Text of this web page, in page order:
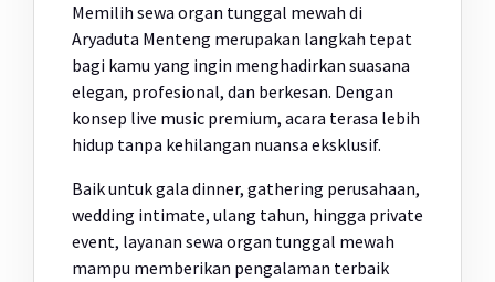
Memilih sewa organ tunggal mewah di
Aryaduta Menteng merupakan langkah tepat
bagi kamu yang ingin menghadirkan suasana
elegan, profesional, dan berkesan. Dengan
konsep live music premium, acara terasa lebih
hidup tanpa kehilangan nuansa eksklusif.
Baik untuk gala dinner, gathering perusahaan,
wedding intimate, ulang tahun, hingga private
event, layanan sewa organ tunggal mewah
mampu memberikan pengalaman terbaik